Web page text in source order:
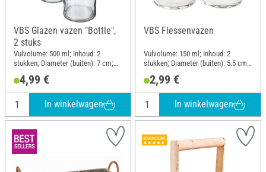
VBS Glazen vazen "Bottle",
2 stuks
Vulvolume: 500 ml; Inhoud: 2
stukken; Diameter (buiten): 7 cm;
4,99 €
In winkelwagen
VBS Flessenvazen
Vulvolume: 150 ml; Inhoud: 2
stukken; Diameter (buiten): 5.5 cm;
2,99 €
In winkelwagen